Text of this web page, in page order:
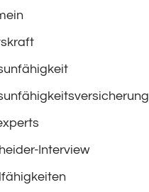
Interview